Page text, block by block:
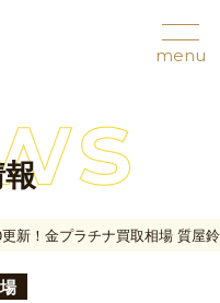
新！金プラチナ買取相場 質屋